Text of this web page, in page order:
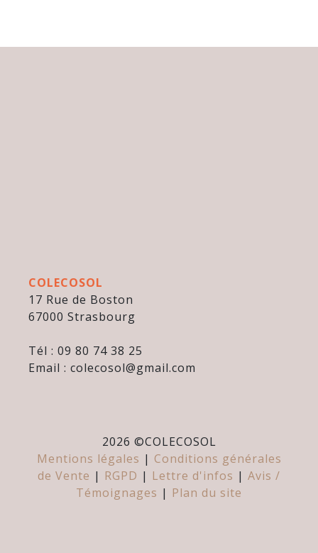
COLECOSOL
17 Rue de Boston
67000 Strasbourg
Tél : 09 80 74 38 25
Email : colecosol@gmail.com
2026 ©COLECOSOL
Mentions légales | Conditions générales
de Vente | RGPD | Lettre d'infos | Avis /
Témoignages | Plan du site